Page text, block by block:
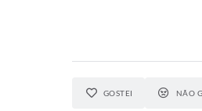
GOSTEI NÃO